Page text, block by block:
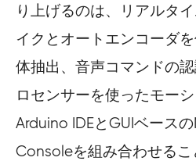
り上げるのは、リアルタ
イクとオートエンコーダ
体抽出、音声コマンドの
ロセンサーを使ったモーシ
Arduino IDEとGUIベース
Consoleを組み合わせる